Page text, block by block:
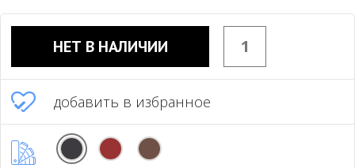
НЕТ В НАЛИЧИИ
добавить в избранное